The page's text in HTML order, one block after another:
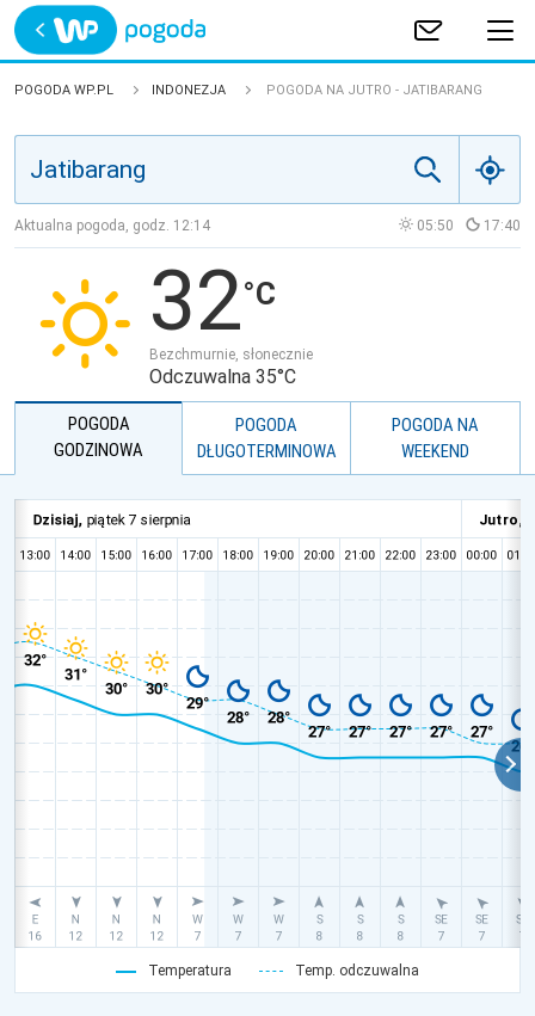
Trwa ładowanie
POLSKA
JAKOŚĆ POWIETRZA
POGODA WP.PL INDONEZJA POGODA NA JUTRO - JATIBARANG
Aktualna pogoda, godz. 12:14 05:50 17:40
32
Bezchmurnie, słonecznie
Odczuwalna 35°C
POGODA
GODZINOWA
POGODA
DŁUGOTERMINOWA
POGODA NA
WEEKEND
Temperatura Temp. odczuwalna